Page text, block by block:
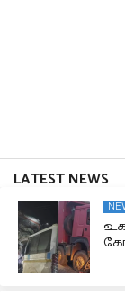
LATEST NEWS